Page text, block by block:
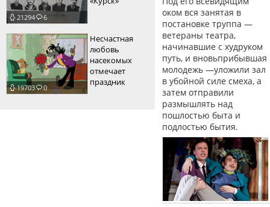
21294 6
19703 0
Несчастная
любовь
насекомых
отмечает
праздник
оком вся занятая в
постановке труппа —
ветераны театра,
начинавшие с худруком
путь, и вновьприбывшая
молодежь —уложили зал
в убойной силе смеха, а
затем отправили
размышлять над
пошлостью быта и
подлостью бытия.